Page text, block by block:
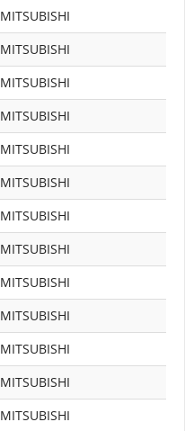
MITSUBISHI
MITSUBISHI
MITSUBISHI
MITSUBISHI
MITSUBISHI
MITSUBISHI
MITSUBISHI
MITSUBISHI
MITSUBISHI
MITSUBISHI
MITSUBISHI
MITSUBISHI
MITSUBISHI